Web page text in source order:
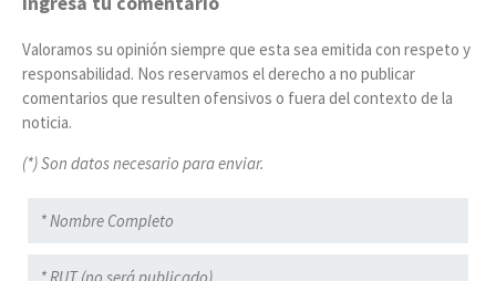
Valoramos su opinión siempre que esta sea emitida con respeto y
responsabilidad. Nos reservamos el derecho a no publicar
comentarios que resulten ofensivos o fuera del contexto de la
noticia.
(*) Son datos necesario para enviar.